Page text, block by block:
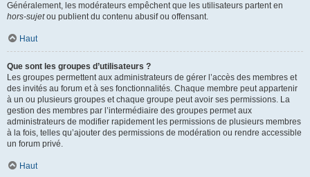
Généralement, les modérateurs empêchent que les utilisateurs partent en
hors-sujetou publient du contenu abusif ou offensant.
Haut
Que sont les groupes d’utilisateurs ?
Les groupes permettent aux administrateurs de gérer l’accès des membres et
des invités au forum et à ses fonctionnalités. Chaque membre peut appartenir
à un ou plusieurs groupes et chaque groupe peut avoir ses permissions. La
gestion des membres par l’intermédiaire des groupes permet aux
administrateurs de modifier rapidement les permissions de plusieurs membres
à la fois, telles qu’ajouter des permissions de modération ou rendre accessible
un forum privé.
Haut